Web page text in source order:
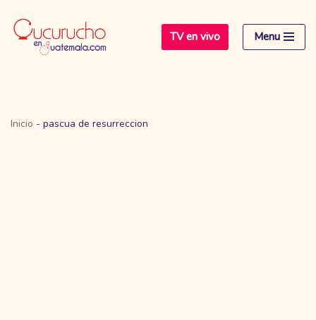
Saltar
TV en vivo Menu
Inicio - pascua de resurreccion